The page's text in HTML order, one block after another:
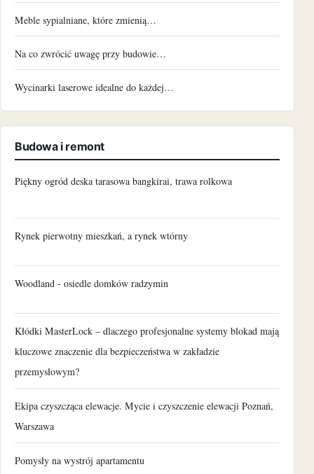
Meble sypialniane, które zmienią…
Na co zwrócić uwagę przy budowie…
Wycinarki laserowe idealne do każdej…
Budowa i remont
Piękny ogród deska tarasowa bangkirai, trawa rolkowa
Rynek pierwotny mieszkań, a rynek wtórny
Woodland - osiedle domków radzymin
Kłódki MasterLock – dlaczego profesjonalne systemy blokad mają
kluczowe znaczenie dla bezpieczeństwa w zakładzie
przemysłowym?
Ekipa czyszcząca elewacje. Mycie i czyszczenie elewacji Poznań,
Warszawa
Pomysły na wystrój apartamentu